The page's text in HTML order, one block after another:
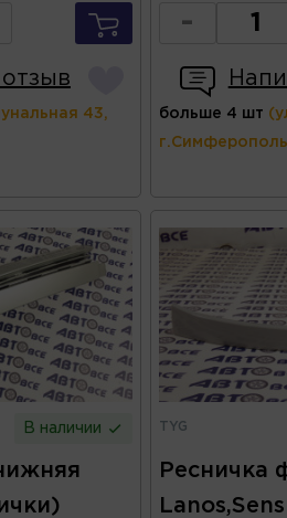
43,
-
больше 4 шт
В наличии TYG
Ресничка